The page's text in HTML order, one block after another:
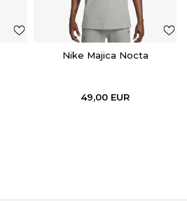
Nike Majica Nocta
49,00 EUR